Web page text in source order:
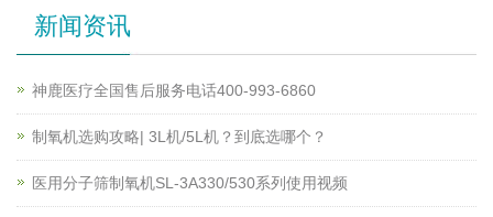
新闻资讯
神鹿医疗全国售后服务电话400-993-6860
制氧机选购攻略| 3L机/5L机？到底选哪个？
医用分子筛制氧机SL-3A330/530系列使用视频